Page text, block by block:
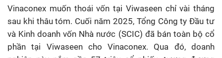
Vinaconex muốn thoái vốn tại Viwaseen chỉ vài tháng
sau khi thâu tóm. Cuối năm 2025, Tổng Công ty Đầu tư
và Kinh doanh vốn Nhà nước (SCIC) đã bán toàn bộ cổ
phần tại Viwaseen cho Vinaconex. Qua đó, doanh